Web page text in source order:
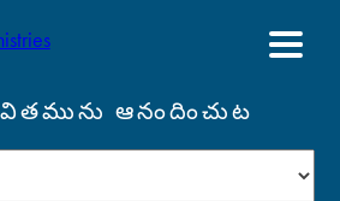
ఆనందించుట